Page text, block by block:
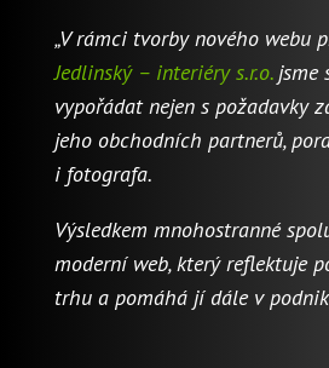
„V rámci tvorby nového webu
Jedlinský – interiéry s.r.o.jsme
vypořádat nejen s požadavky
jeho obchodních partnerů,
i fotografa.
Výsledkem mnohostranné
moderní web, který reflektuje
trhu a pomáhá jí dále v